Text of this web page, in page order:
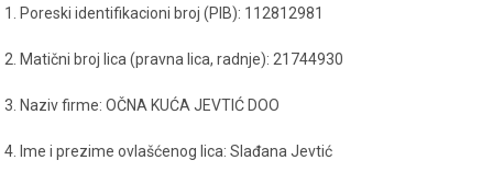
1. Poreski identifikacioni broj (PIB): 112812981
2. Matični broj lica (pravna lica, radnje): 21744930
3. Naziv firme: OČNA KUĆA JEVTIĆ DOO
4. Ime i prezime ovlašćenog lica: Slađana Jevtić